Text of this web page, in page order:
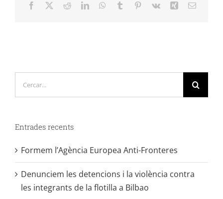
Facebook RedditLinkedInWhatsApp
Tumblr Pinterest
Vk Xing Email:
Entrades recents
Formem l’Agència Europea Anti-Fronteres
Denunciem les detencions i la violència contra
les integrants de la flotilla a Bilbao